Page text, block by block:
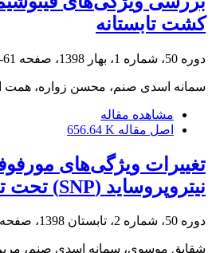
کشت تابستانه
دوره 50، شماره 1، بهار 1398، صفحه 61-76
سمانه اسدی صنم، محسن زواره، همت
مشاهده مقاله
اصل مقاله 656.64 K
نیتروپروساید (SNP) تحت تنش خشکی
دوره 50، شماره 2، تابستان 1398، صفحه
شقایق موسوی، سمانه اسدی صنم،